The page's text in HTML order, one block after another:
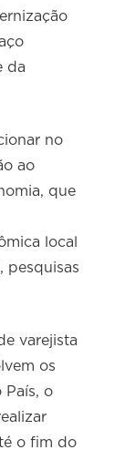
da
no
ao
que
local
pesquisas
varejista
os
País, o
o fim do